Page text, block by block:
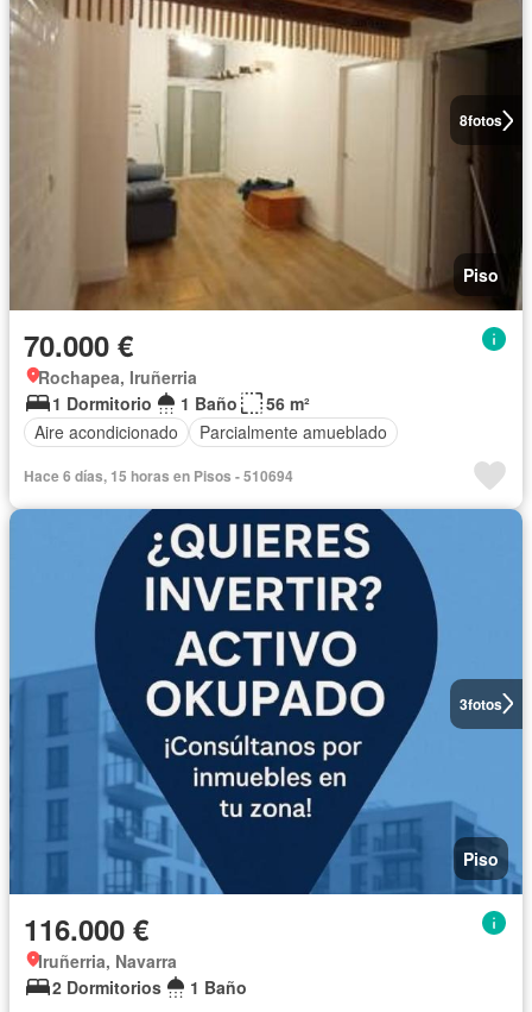
8fotos
Piso
70.000 €
Rochapea, Iruñerria
1 Dormitorio
1 Baño
56 m²
Aire acondicionado
Parcialmente amueblado
Hace 6 días, 15 horas en Pisos - 510694
3fotos
Piso
116.000 €
Iruñerria, Navarra
2 Dormitorios
1 Baño